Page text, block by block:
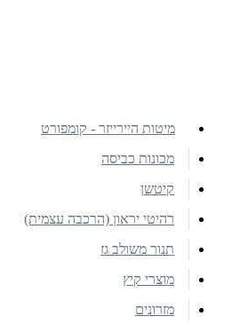
מיטות היירייזר - קומפורט
מכונות כביסה
קיטשן
רהיטי יראון (הרכבה עצמית)
תנור משולב גז
מוצרי קיץ
מזרונים